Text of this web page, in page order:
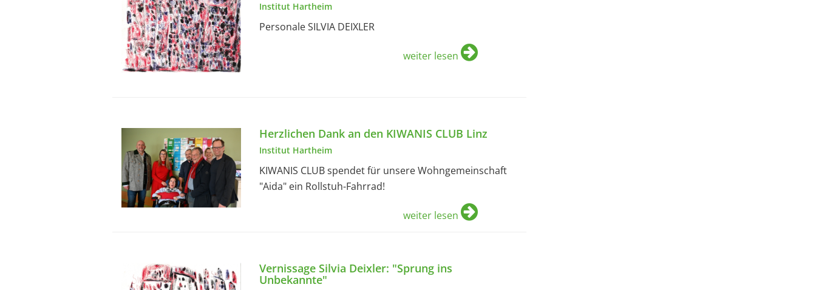
Institut Hartheim
Personale SILVIA DEIXLER
weiter lesen
Herzlichen Dank an den KIWANIS CLUB Linz
Institut Hartheim
KIWANIS CLUB spendet für unsere Wohngemeinschaft
"Aida" ein Rollstuh-Fahrrad!
weiter lesen
Vernissage Silvia Deixler: "Sprung ins
Unbekannte"